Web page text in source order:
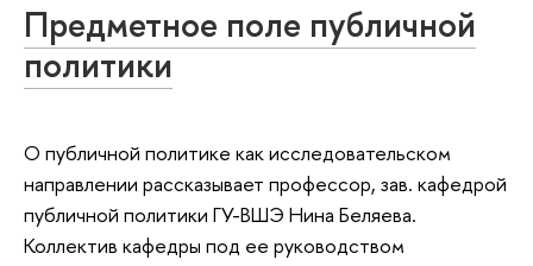
Предметное поле публичной
политики
О публичной политике как исследовательском
направлении рассказывает профессор, зав. кафедрой
публичной политики ГУ-ВШЭ Нина Беляева.
Коллектив кафедры под ее руководством